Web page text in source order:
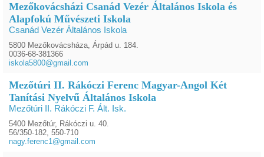
Mezőkovácsházi Csanád Vezér Általános Iskola és
Alapfokú Művészeti Iskola
Csanád Vezér Általános Iskola
5800 Mezőkovácsháza, Árpád u. 184.
0036-68-381366
iskola5800@gmail.com
Mezőtúri II. Rákóczi Ferenc Magyar-Angol Két
Tanítási Nyelvű Általános Iskola
Mezőtúri II. Rákóczi F. Ált. Isk.
5400 Mezőtúr, Rákóczi u. 40.
56/350-182, 550-710
nagy.ferenc1@gmail.com